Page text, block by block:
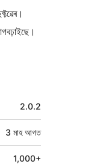
2.0.2
3 মাহআগত
1,000+